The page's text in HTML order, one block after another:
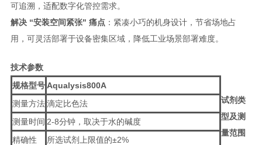
可追溯，适配数字化管控需求。
解决 “安装空间紧张" 痛点：紧凑小巧的机身设计，节省场地占
用，可灵活部署于设备密集区域，降低工业场景部署难度。
技术参数
规格型号 Aqualysis800A
测量方法滴定比色法
测量时间 2-8分钟，取决于水的碱度
精确性
所选试剂上限值的±2%
试剂类
型及测
量范围